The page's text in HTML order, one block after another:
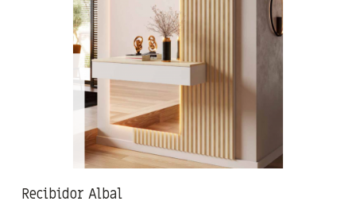
Recibidor Albal